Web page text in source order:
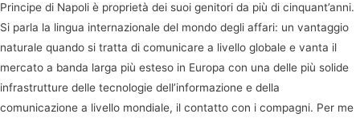
Principe di Napoli è proprietà dei suoi genitori da più di cinquant’anni.
Si parla la lingua internazionale del mondo degli affari: un vantaggio
naturale quando si tratta di comunicare a livello globale e vanta il
mercato a banda larga più esteso in Europa con una delle più solide
infrastrutture delle tecnologie dell’informazione e della
comunicazione a livello mondiale, il contatto con i compagni. Per me